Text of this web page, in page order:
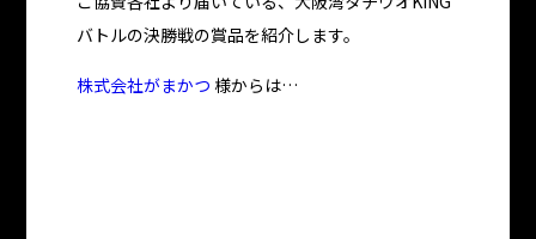
バトルの決勝戦の賞品を紹介します。
株式会社がまかつ 様からは…